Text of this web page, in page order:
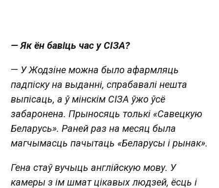
— Як ён бавіць час у СІЗА?
— У Жодзіне можна было афармляць
падпіску на выданні, спрабавалі нешта
выпісаць, а ў мінскім СІЗА ўжо ўсё
забаронена. Прыносяць толькі «Савецкую
Беларусь». Раней раз на месяц была
магчымасць пачытаць «Беларусы і рынак».
Гена стаў вучыць англійскую мову. У
камеры з ім шмат цікавых людзей, ёсць і